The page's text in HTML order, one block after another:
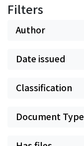
Filters
Author
Date issued
Classification
Document Type